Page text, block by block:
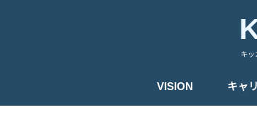
キッ
VISION キャ